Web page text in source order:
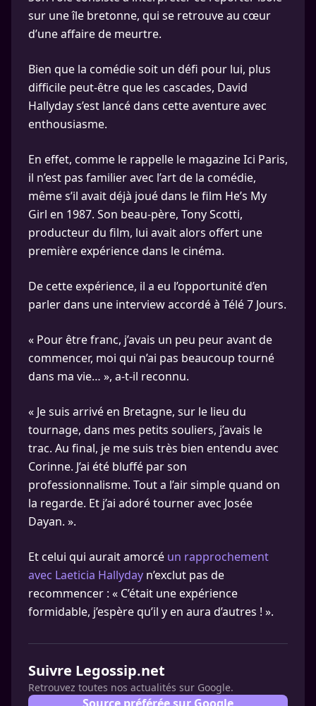
sur une île bretonne, qui se retrouve au cœur
d’une affaire de meurtre.
Bien que la comédie soit un défi pour lui, plus
difficile peut-être que les cascades, David
Hallyday s’est lancé dans cette aventure avec
enthousiasme.
En effet, comme le rappelle le magazine Ici Paris,
il n’est pas familier avec l’art de la comédie,
même s’il avait déjà joué dans le film He’s My
Girl en 1987. Son beau-père, Tony Scotti,
producteur du film, lui avait alors offert une
première expérience dans le cinéma.
De cette expérience, il a eu l’opportunité d’en
parler dans une interview accordé à Télé 7 Jours.
« Pour être franc, j’avais un peu peur avant de
commencer, moi qui n’ai pas beaucoup tourné
dans ma vie… », a-t-il reconnu.
« Je suis arrivé en Bretagne, sur le lieu du
tournage, dans mes petits souliers, j’avais le
trac. Au final, je me suis très bien entendu avec
Corinne. J’ai été bluffé par son
professionnalisme. Tout a l’air simple quand on
la regarde. Et j’ai adoré tourner avec Josée
Dayan. ».
Et celui qui aurait amorcé un rapprochement
avec Laeticia Hallyday n’exclut pas de
recommencer : « C’était une expérience
formidable, j’espère qu’il y en aura d’autres ! ».
Suivre Legossip.net
Retrouvez toutes nos actualités sur Google.